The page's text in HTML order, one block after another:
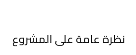
نظرة عامة على المشروع